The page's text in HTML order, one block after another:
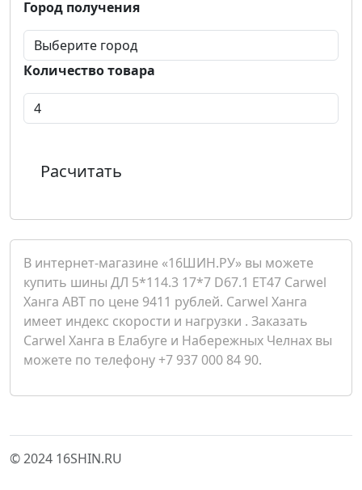
Город получения
Количество товара
Расчитать
В интернет-магазине «16ШИН.РУ» вы можете
купить шины ДЛ 5*114.3 17*7 D67.1 ET47 Carwel
Ханга ABT по цене 9411 рублей. Carwel Ханга
имеет индекс скорости и нагрузки . Заказать
Carwel Ханга в Елабуге и Набережных Челнах вы
можете по телефону +7 937 000 84 90.
© 2024 16SHIN.RU